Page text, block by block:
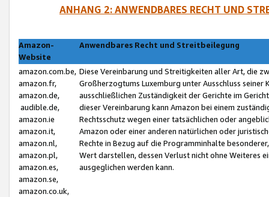
ANHANG 2: ANWENDBARES RECHT UND
Amazon-
Website
Anwendbares Recht und Streitbeilegung
amazon.com.be,
amazon.fr,
amazon.de,
audible.de,
amazon.ie
amazon.it,
amazon.nl,
amazon.pl,
amazon.es,
amazon.se,
amazon.co.uk,
Diese Vereinbarung und Streitigkeiten aller Art, die
Großherzogtums Luxemburg unter Ausschluss
ausschließlichen Zuständigkeit der Gerichte im
dieser Vereinbarung kann Amazon bei einem
Rechtsschutz wegen einer tatsächlichen oder
Amazon oder einer anderen natürlichen oder
Rechte in Bezug auf die Programminhalte
Wert darstellen, dessen Verlust nicht ohne Weiteres
ausgeglichen werden kann.